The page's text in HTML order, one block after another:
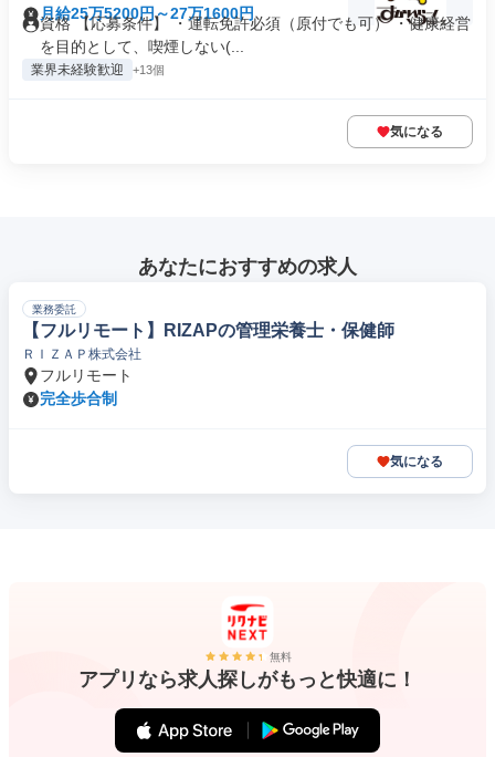
月給25万5200円～27万1600円
資格 【応募条件】 ・運転免許必須（原付でも可） ・健康経営
を目的として、喫煙しない(...
業界未経験歓迎 +13個
気になる
あなたにおすすめの求人
業務委託
【フルリモート】RIZAPの管理栄養士・保健師
ＲＩＺＡＰ株式会社
フルリモート
完全歩合制
気になる
無料
アプリなら求人探しがもっと快適に！